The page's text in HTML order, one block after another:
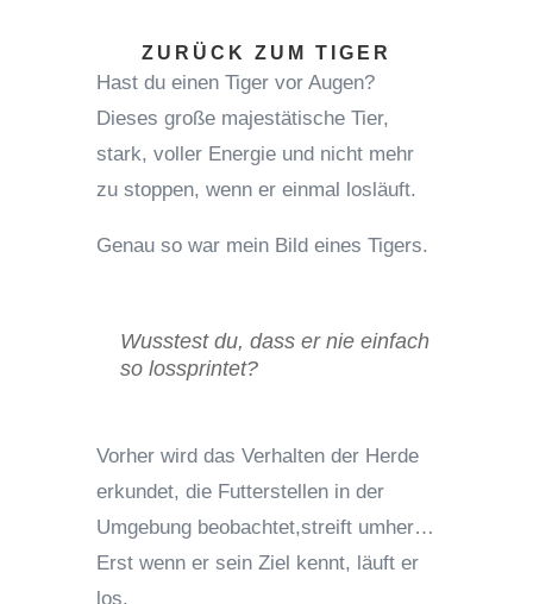
ZURÜCK ZUM TIGER
Hast du einen Tiger vor Augen?
Dieses große majestätische Tier,
stark, voller Energie und nicht mehr
zu stoppen, wenn er einmal losläuft.
Genau so war mein Bild eines Tigers.
Wusstest du, dass er nie einfach
so lossprintet?
Vorher wird das Verhalten der Herde
erkundet, die Futterstellen in der
Umgebung beobachtet,streift umher…
Erst wenn er sein Ziel kennt, läuft er
los.